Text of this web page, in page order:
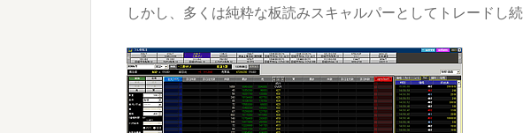
しかし、多くは純粋な板読みスキャルパーとしてトレードし続